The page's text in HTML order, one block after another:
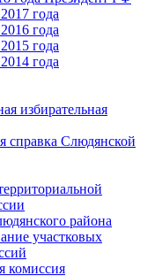
года
года
года
года
избирательная
справка Слюдянской
района
участковых
комиссия